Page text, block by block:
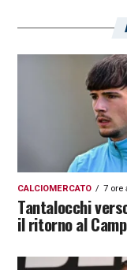
CALCIOMERCATO 7 ore
Tantalocchi
il ritorno al